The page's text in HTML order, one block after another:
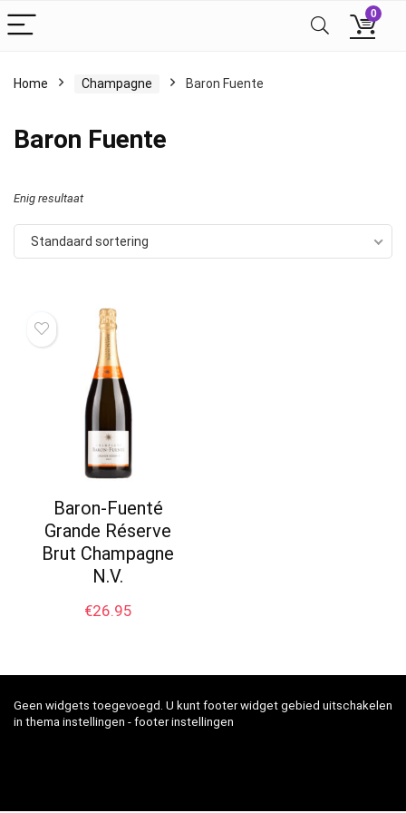
0
Home Champagne Baron Fuente
Baron Fuente
Enig resultaat
Standaard sortering
Baron-Fuenté
Grande Réserve
Brut Champagne
N.V.
€26.95
Geen widgets toegevoegd. U kunt footer widget gebied uitschakelen
in thema instellingen - footer instellingen